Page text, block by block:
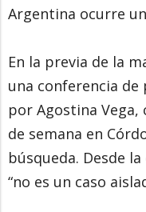
Argentina ocurre
En la previa de la
una conferencia
por Agostina
de semana en
búsqueda. Desde
“no es un caso